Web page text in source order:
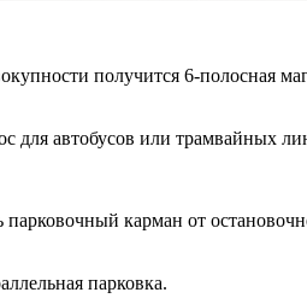
получится 6-полосная
для автобусов или трамвайных
карман от
парковка.